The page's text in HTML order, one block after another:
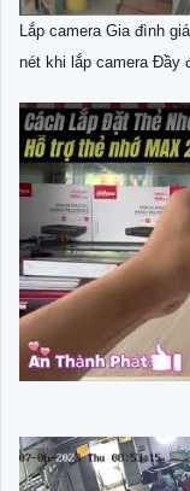
Lắp camera Gia đình
nét khi lắp camera Đầy